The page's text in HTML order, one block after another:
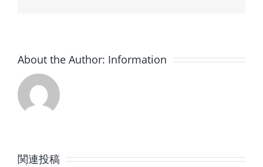
About the Author: Information
関連投稿 月
月